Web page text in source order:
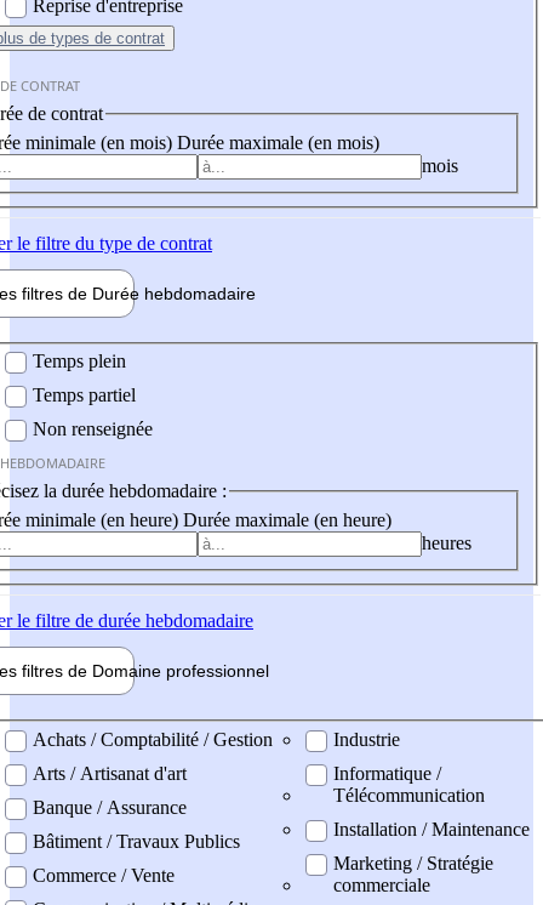
Reprise d'entreprise
de types de contrat
CONTRAT
de contrat
minimale (en mois) Durée maximale (en mois)
mois
le filtre du type de contrat
filtres de Durée hebdomadaire
Temps plein
Temps partiel
Non renseignée
la durée hebdomadaire :
minimale (en heure) Durée maximale (en heure)
heures
le filtre de durée hebdomadaire
filtres de Domaine professionnel
professionel
Achats / Comptabilité / Gestion
Arts / Artisanat d'art
Banque / Assurance
Bâtiment / Travaux Publics
Commerce / Vente
Industrie
Informatique /
Télécommunication
Installation / Maintenance
Marketing / Stratégie
commerciale